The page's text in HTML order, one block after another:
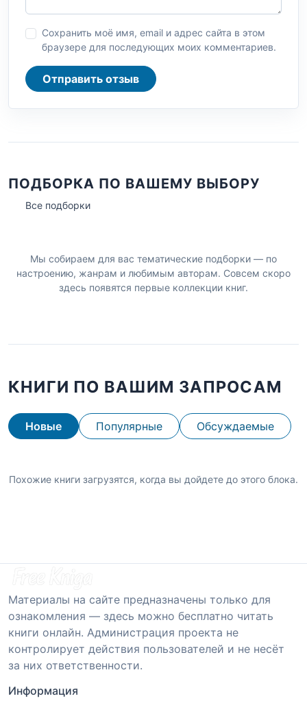
Сохранить моё имя, email и адрес сайта в этом
браузере для последующих моих комментариев.
Отправить отзыв
ПОДБОРКА ПО ВАШЕМУ ВЫБОРУ
Все подборки
Мы собираем для вас тематические подборки — по
настроению, жанрам и любимым авторам. Совсем скоро
здесь появятся первые коллекции книг.
КНИГИ ПО ВАШИМ ЗАПРОСАМ
Новые Популярные Обсуждаемые
Похожие книги загрузятся, когда вы дойдете до этого блока.
Материалы на сайте предназначены только для
ознакомления — здесь можно бесплатно читать
книги онлайн. Администрация проекта не
контролирует действия пользователей и не несёт
за них ответственности.
Информация